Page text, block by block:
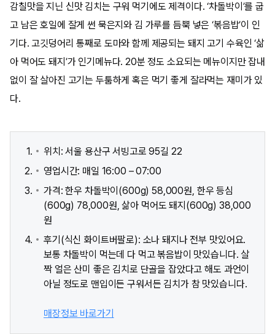
감칠맛을 지닌 신맛 김치는 구워 먹기에도 제격이다. ‘차돌박이’를 굽
고 남은 호일에 잘게 썬 묵은지와 김 가루를 듬뿍 넣은 ‘볶음밥’이 인
기다. 고깃덩어리 통째로 도마와 함께 제공되는 돼지 고기 수육인 ‘삶
아 먹어도 돼지’가 인기메뉴다. 20분 정도 소요되는 메뉴이지만 잡내
없이 잘 살아진 고기는 두툼하게 혹은 먹기 좋게 잘라먹는 재미가 있
다.
위치: 서울 용산구 서빙고로 95길 22
영업시간: 매일 16:00 – 07:00
가격: 한우 차돌박이(600g) 58,000원, 한우 등심
(600g) 78,000원, 삶아 먹어도 돼지(600g) 38,000
원
후기(식신 화이트버팔로): 소나 돼지나 전부 맛있어요.
보통 차돌박이 먹는데 다 먹고 볶음밥이 맛있습니다. 살
짝 얼은 산미 좋은 김치로 단골을 잡았다고 해도 과언이
아닐 정도로 맨입이든 구워서든 김치가 참 맛있습니다.
매장정보 바로가기